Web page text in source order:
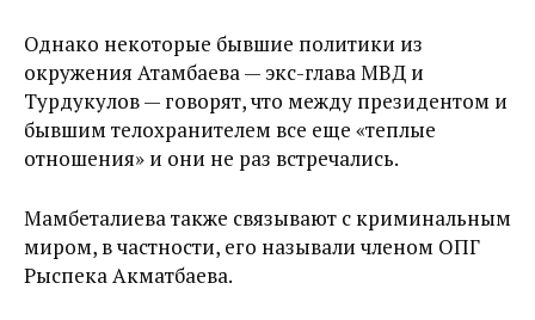
Однако некоторые бывшие политики из
окружения Атамбаева — экс-глава МВД и
Турдукулов — говорят, что между президентом и
бывшим телохранителем все еще «теплые
отношения» и они не раз встречались.
Мамбеталиева также связывают с криминальным
миром, в частности, его называли членом ОПГ
Рыспека Акматбаева.